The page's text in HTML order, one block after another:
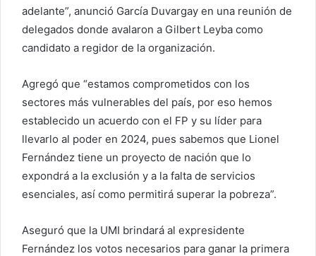
adelante”, anunció García Duvargay en una reunión de
delegados donde avalaron a Gilbert Leyba como
candidato a regidor de la organización.
Agregó que “estamos comprometidos con los
sectores más vulnerables del país, por eso hemos
establecido un acuerdo con el FP y su líder para
llevarlo al poder en 2024, pues sabemos que Lionel
Fernández tiene un proyecto de nación que lo
expondrá a la exclusión y a la falta de servicios
esenciales, así como permitirá superar la pobreza”.
Aseguró que la UMI brindará al expresidente
Fernández los votos necesarios para ganar la primera